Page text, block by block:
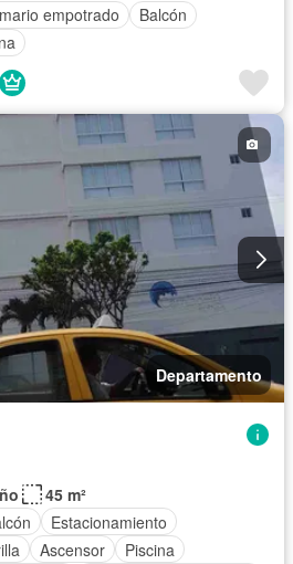
empotrado
Balcón
Departamento
45 m²
Estacionamiento
Ascensor
Piscina